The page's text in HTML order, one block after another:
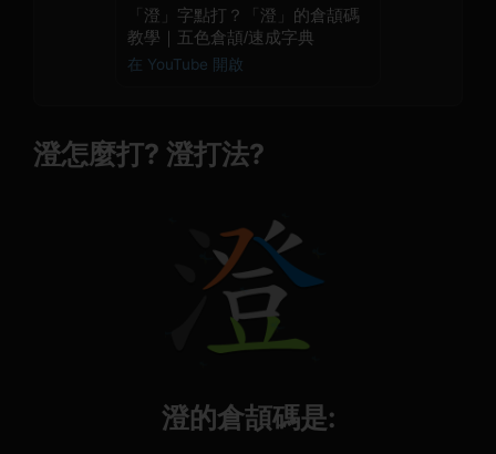
「澄」字點打？「澄」的倉頡碼
教學｜五色倉頡/速成字典
在 YouTube 開啟
澄怎麼打? 澄打法?
澄的倉頡碼是: